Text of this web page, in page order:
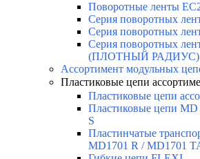
Поворотные ленты
Серия поворотных
Серия поворотных
Серия поворотных
(ПЛОТНЫЙ РАДИУС)
Ассортимент модульных
Пластиковые цепи
Пластиковые цепи
Пластиковые цепи
S
Пластинчатые
MD1701 R / MD1701